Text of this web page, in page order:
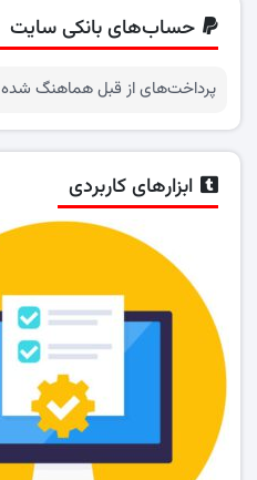
حساب‌های بانکی سایت
پرداخت‌های از قبل هماهنگ شده
ابزارهای کاربردی